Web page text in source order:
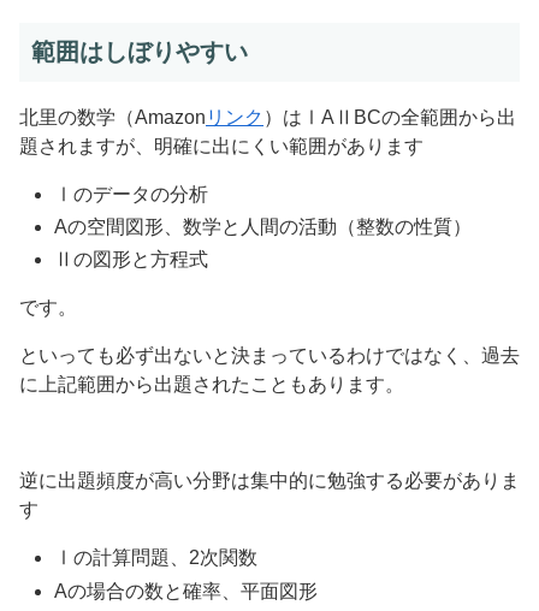
範囲はしぼりやすい
北里の数学（Amazon リンク ）はⅠAⅡBCの全範囲から出
題されますが、明確に出にくい範囲があります
Ⅰのデータの分析
Aの空間図形、数学と人間の活動（整数の性質）
Ⅱの図形と方程式
です。
といっても必ず出ないと決まっているわけではなく、過去
に上記範囲から出題されたこともあります。
逆に出題頻度が高い分野は集中的に勉強する必要がありま
す
Ⅰの計算問題、2次関数
Aの場合の数と確率、平面図形